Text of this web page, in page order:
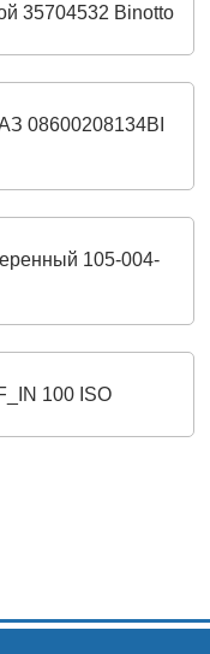
35704532 Binotto
08600208134BI
105-004-
100 ISO